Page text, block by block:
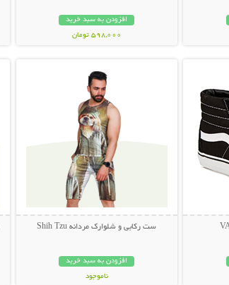
افزودن به سبد خرید
598,000 تومان
ست رکابی و شلوارک مردانه Shih Tzu
افزودن به سبد خرید
ناموجود